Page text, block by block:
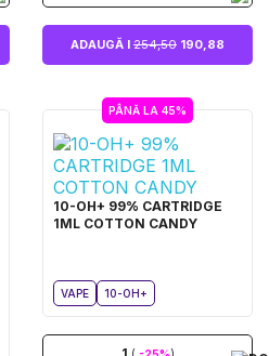
ADAUGĂ I 254,50 190,88
PÂNĂ LA 45%
10-OH+ 99% CARTRIDGE
1ML COTTON CANDY
VAPE 10-OH+